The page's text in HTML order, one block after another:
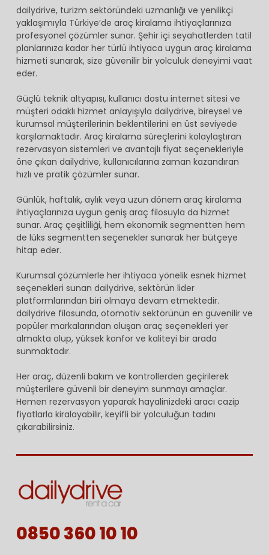
dailydrive, turizm sektöründeki uzmanlığı ve yenilikçi
yaklaşımıyla Türkiye’de araç kiralama ihtiyaçlarınıza
profesyonel çözümler sunar. Şehir içi seyahatlerden tatil
planlarınıza kadar her türlü ihtiyaca uygun araç kiralama
hizmeti sunarak, size güvenilir bir yolculuk deneyimi vaat
eder.
Güçlü teknik altyapısı, kullanıcı dostu internet sitesi ve
müşteri odaklı hizmet anlayışıyla dailydrive, bireysel ve
kurumsal müşterilerinin beklentilerini en üst seviyede
karşılamaktadır. Araç kiralama süreçlerini kolaylaştıran
rezervasyon sistemleri ve avantajlı fiyat seçenekleriyle
öne çıkan dailydrive, kullanıcılarına zaman kazandıran
hızlı ve pratik çözümler sunar.
Günlük, haftalık, aylık veya uzun dönem araç kiralama
ihtiyaçlarınıza uygun geniş araç filosuyla da hizmet
sunar. Araç çeşitliliği, hem ekonomik segmentten hem
de lüks segmentten seçenekler sunarak her bütçeye
hitap eder.
Kurumsal çözümlerle her ihtiyaca yönelik esnek hizmet
seçenekleri sunan dailydrive, sektörün lider
platformlarından biri olmaya devam etmektedir.
dailydrive filosunda, otomotiv sektörünün en güvenilir ve
popüler markalarından oluşan araç seçenekleri yer
almakta olup, yüksek konfor ve kaliteyi bir arada
sunmaktadır.
Her araç, düzenli bakım ve kontrollerden geçirilerek
müşterilere güvenli bir deneyim sunmayı amaçlar.
Hemen rezervasyon yaparak hayalinizdeki aracı cazip
fiyatlarla kiralayabilir, keyifli bir yolculuğun tadını
çıkarabilirsiniz.
0850 360 10 10